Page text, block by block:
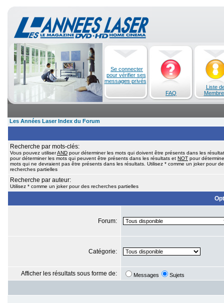
Se connecter
pour vérifier ses
messages privés
FAQ
Liste
Les Années Laser Index du Forum
Recherche par mots-clés:
Vous pouvez utiliserAND pour déterminer les mots qui doivent être présents dans les
pour déterminer les mots qui peuvent être présents dans les résultats et NOT pour
mots qui ne devraient pas être présents dans les résultats. Utilisez * comme un joker pour
recherches partielles
Recherche par auteur:
Utilisez * comme un joker pour des recherches partielles
Forum:
Catégorie:
Afficher les résultats sous forme de: Messages Sujets